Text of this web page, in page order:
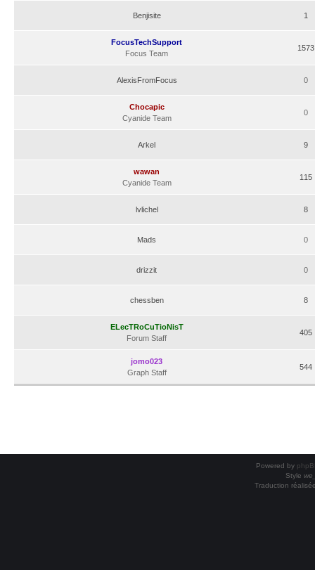
Benjisite 1
FocusTechSupport
Focus Team
1573
AlexisFromFocus 0
Chocapic
Cyanide Team
0
Arkel 9
wawan
Cyanide Team
115
lvlichel 8
Mads 0
drizzit 0
chessben 8
ELecTRoCuTioNisT
Forum Staff
405
jomo023
Graph Staff
544
Powered by
Style
Traduction